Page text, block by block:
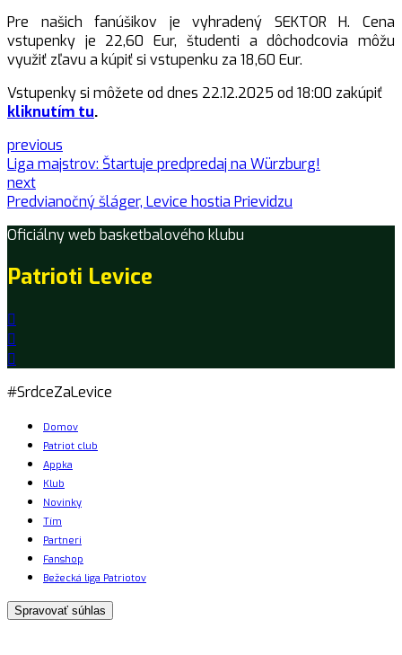
Pre našich fanúšikov je vyhradený SEKTOR H. Cena
vstupenky je 22,60 Eur, študenti a dôchodcovia môžu
využiť zľavu a kúpiť si vstupenku za 18,60 Eur.
Vstupenky si môžete od dnes 22.12.2025 od 18:00 zakúpiť
kliknutím tu.
previous
Liga majstrov: Štartuje predpredaj na Würzburg!
next
Predvianočný šláger, Levice hostia Prievidzu
Oficiálny web basketbalového klubu
Patrioti Levice
#SrdceZaLevice
Domov
Patriot club
Appka
Klub
Novinky
Tím
Partneri
Fanshop
Bežecká liga Patriotov
Spravovať súhlas